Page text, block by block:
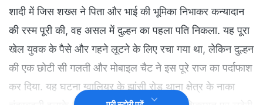
शादी में जिस शख्स ने पिता और भाई की भूमिका निभाकर कन्यादान
की रस्म पूरी की, वह असल में दुल्हन का पहला पति निकला. यह पूरा
खेल युवक के पैसे और गहने लूटने के लिए रचा गया था, लेकिन दुल्हन
की एक छोटी सी गलती और मोबाइल चैट ने इस पूरे राज का पर्दाफाश
कर दिया. यह घटना ग्वालियर के झांसी रोड थाना क्षेत्र के नाका